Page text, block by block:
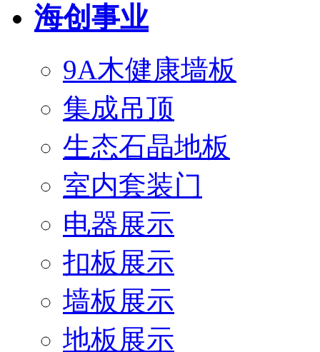
海创事业
9A木健康墙板
集成吊顶
生态石晶地板
室内套装门
电器展示
扣板展示
墙板展示
地板展示